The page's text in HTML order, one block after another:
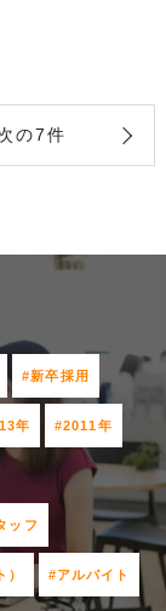
の7件
#新卒採用
年 #2011年
ッフ
） #アルバイト